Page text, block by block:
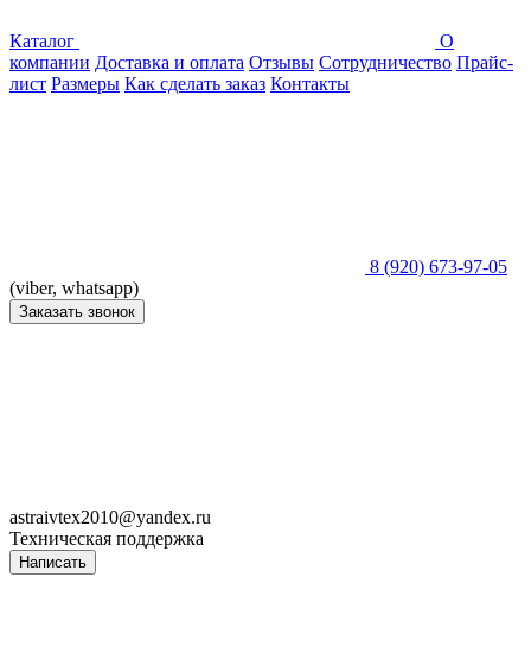
Каталог
О
компании Доставка и оплата Отзывы Сотрудничество Прайс-
лист Размеры Как сделать заказ Контакты
8 (920) 673-97-05
(viber, whatsapp)
Заказать звонок
astraivtex2010@yandex.ru
Техническая поддержка
Написать